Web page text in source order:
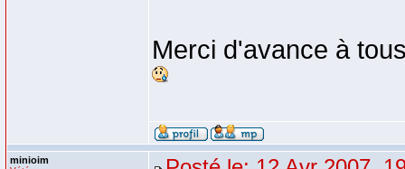
Merci d'avance à
minioim